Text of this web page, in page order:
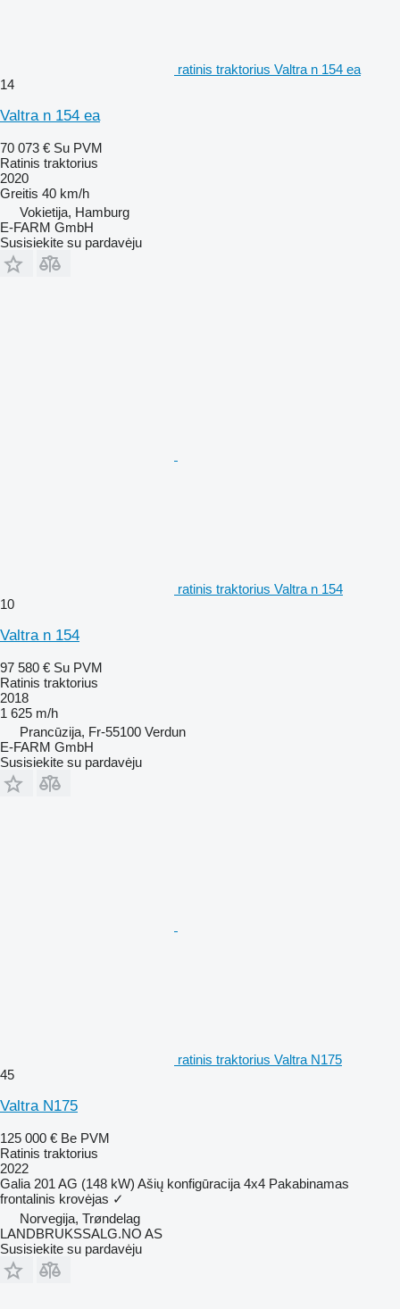
ratinis traktorius Valtra n 154 ea
14
Valtra n 154 ea
70 073 € Su PVM
Ratinis traktorius
2020
Greitis 40 km/h
Vokietija, Hamburg
E-FARM GmbH
Susisiekite su pardavėju
ratinis traktorius Valtra n 154
10
Valtra n 154
97 580 € Su PVM
Ratinis traktorius
2018
1 625 m/h
Prancūzija, Fr-55100 Verdun
E-FARM GmbH
Susisiekite su pardavėju
ratinis traktorius Valtra N175
45
Valtra N175
125 000 € Be PVM
Ratinis traktorius
2022
Galia 201 AG (148 kW) Ašių konfigūracija 4x4 Pakabinamas
frontalinis krovėjas ✓
Norvegija, Trøndelag
LANDBRUKSSALG.NO AS
Susisiekite su pardavėju